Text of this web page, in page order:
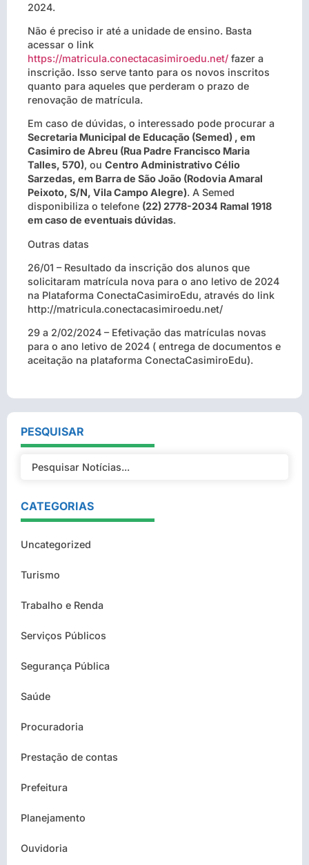
2024.
Não é preciso ir até a unidade de ensino. Basta
acessar o link
https://matricula.conectacasimiroedu.net/ fazer a
inscrição. Isso serve tanto para os novos inscritos
quanto para aqueles que perderam o prazo de
renovação de matrícula.
Em caso de dúvidas, o interessado pode procurar a
Secretaria Municipal de Educação (Semed) , em
Casimiro de Abreu (Rua Padre Francisco Maria
Talles, 570), ou Centro Administrativo Célio
Sarzedas, em Barra de São João (Rodovia Amaral
Peixoto, S/N, Vila Campo Alegre). A Semed
disponibiliza o telefone (22) 2778-2034 Ramal 1918
em caso de eventuais dúvidas.
Outras datas
26/01 – Resultado da inscrição dos alunos que
solicitaram matrícula nova para o ano letivo de 2024
na Plataforma ConectaCasimiroEdu, através do link
http://matricula.conectacasimiroedu.net/
29 a 2/02/2024 – Efetivação das matrículas novas
para o ano letivo de 2024 ( entrega de documentos e
aceitação na plataforma ConectaCasimiroEdu).
PESQUISAR
CATEGORIAS
Uncategorized
Turismo
Trabalho e Renda
Serviços Públicos
Segurança Pública
Saúde
Procuradoria
Prestação de contas
Prefeitura
Planejamento
Ouvidoria